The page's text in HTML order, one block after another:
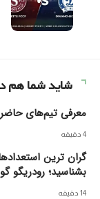
شاید شما هم
معرفی تیم‌های حاضر در
4 دقیقه
گران ترین
بشناسید؛ رودریگو
14 دقیقه